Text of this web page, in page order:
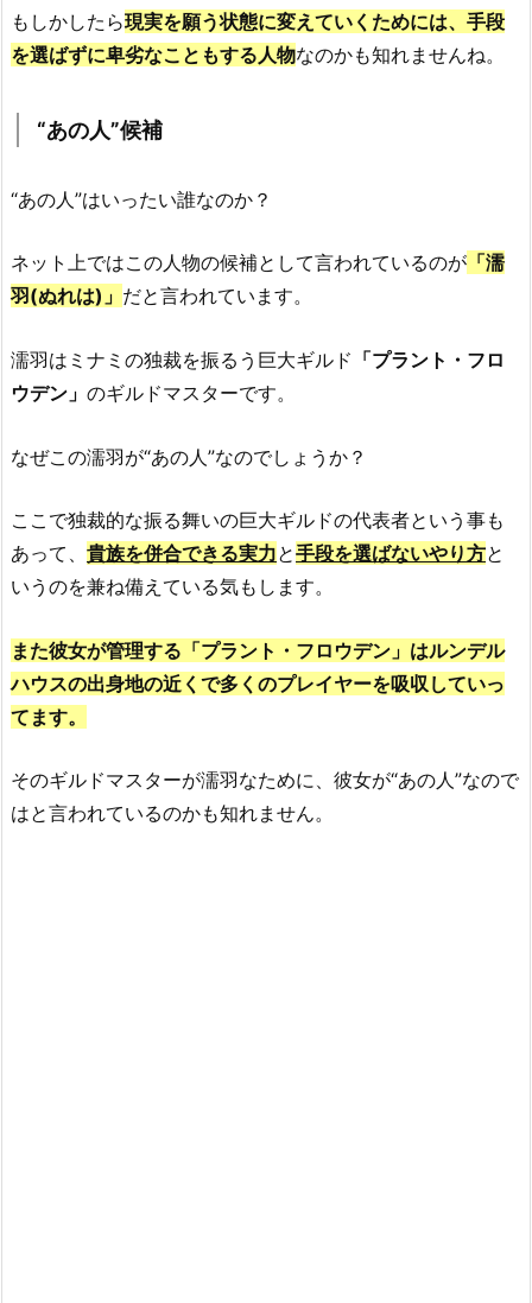
もしかしたら現実を願う状態に変えていくためには、手段
を選ばずに卑劣なこともする人物なのかも知れませんね。
“あの人”候補
“あの人”はいったい誰なのか？
ネット上ではこの人物の候補として言われているのが 「濡
羽(ぬれは)」 だと言われています。
濡羽はミナミの独裁を振るう巨大ギルド 「プラント・フロ
ウデン」 のギルドマスターです。
なぜこの濡羽が“あの人”なのでしょうか？
ここで独裁的な振る舞いの巨大ギルドの代表者という事も
あって、 貴族を併合できる実力と手段を選ばないやり方と
いうのを兼ね備えている気もします。
また彼女が管理する「プラント・フロウデン」はルンデル
ハウスの出身地の近くで多くのプレイヤーを吸収していっ
てます。
そのギルドマスターが濡羽なために、彼女が“あの人”なので
はと言われているのかも知れません。